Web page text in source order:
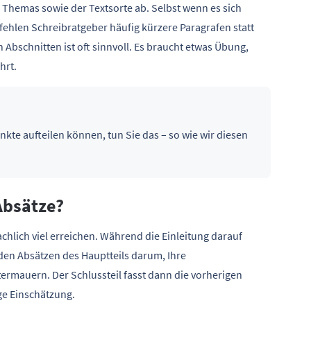
sowie der Textsorte ab. Selbst wenn es sich
Schreibratgeber häufig kürzere Paragrafen statt
Abschnitten ist oft sinnvoll. Es braucht etwas Übung,
aufteilen können, tun Sie das – so wie wir diesen
viel erreichen. Während die Einleitung darauf
Absätzen des Hauptteils darum, Ihre
Der Schlussteil fasst dann die vorherigen
Einschätzung.